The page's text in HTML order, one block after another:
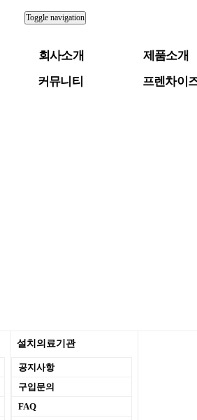
Toggle navigation
회사소개
제품소개
커뮤니티
프렌차이
설치의료기관
공지사항
구입문의
FAQ